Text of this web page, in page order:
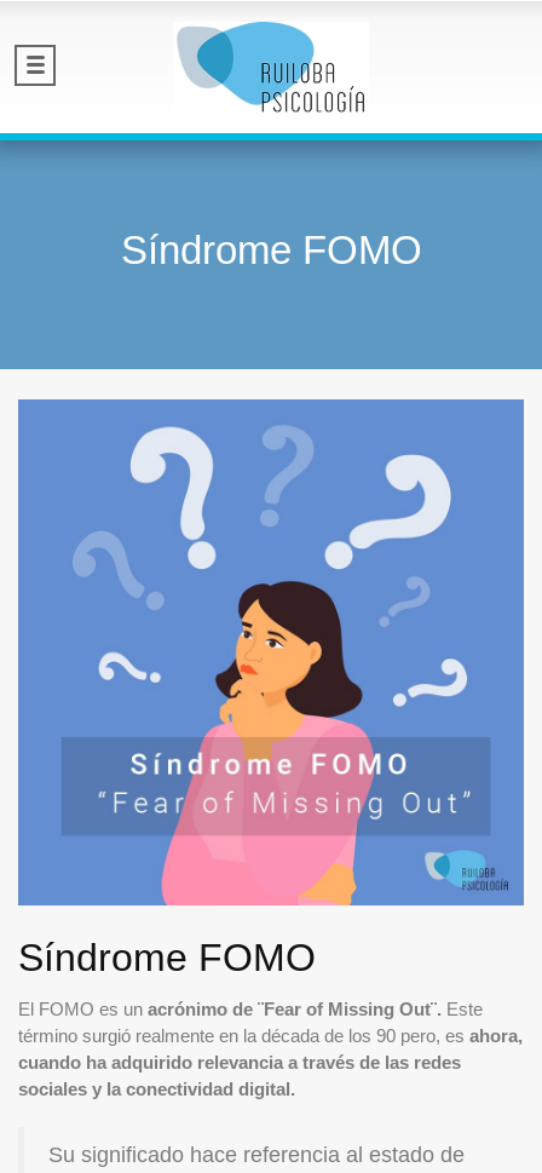
Síndrome FOMO
Síndrome FOMO
El FOMO es un acrónimo de ¨Fear of Missing Out¨. Este
término surgió realmente en la década de los 90 pero, es ahora,
cuando ha adquirido relevancia a través de las redes
sociales y la conectividad digital.
Su significado hace referencia al estado de